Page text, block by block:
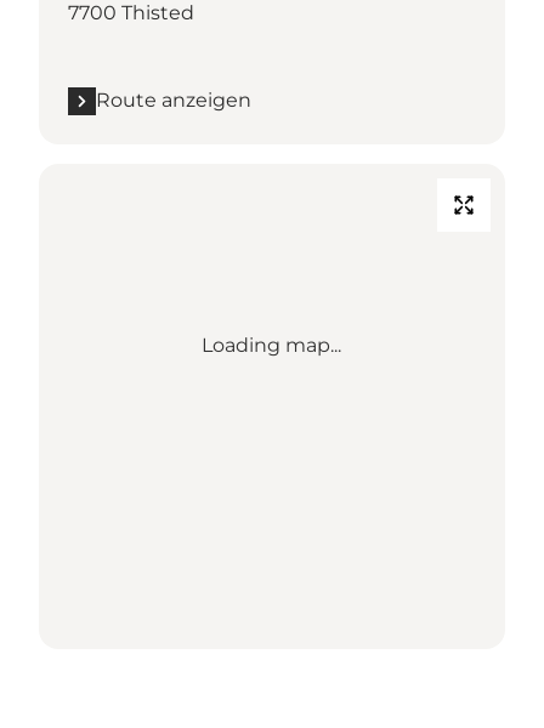
7700 Thisted
Route anzeigen
Loading map...